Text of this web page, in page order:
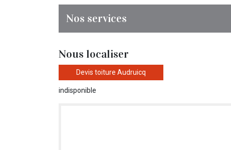
Nos services
Nous localiser
Devis toiture Audruicq
indisponible